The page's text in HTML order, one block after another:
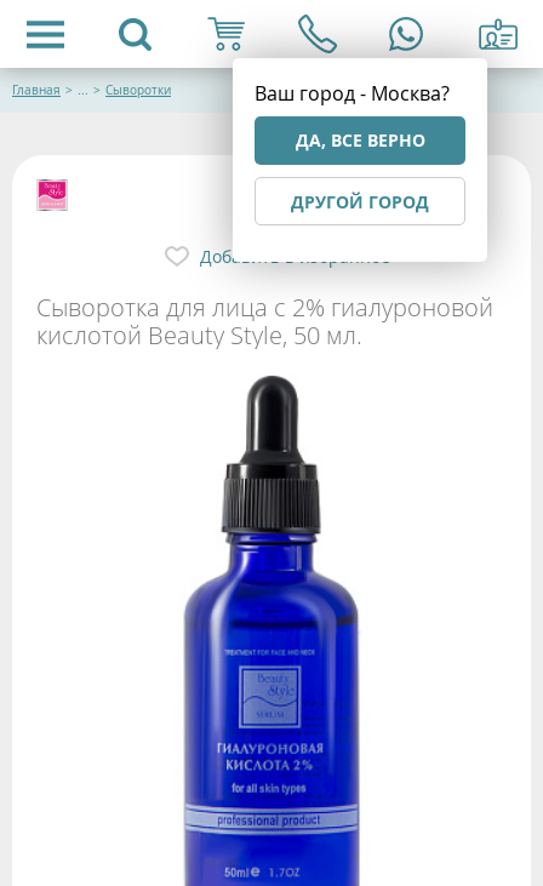
Ваш город - Москва?
ДА, ВСЕ ВЕРНО
ДРУГОЙ ГОРОД
Главная > ... > Сыворотки
Сыворотка для лица с 2% гиалуроновой
кислотой Beauty Style, 50 мл.
Добавить в избранное